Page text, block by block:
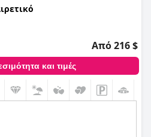
Από 216 $
και τιμές